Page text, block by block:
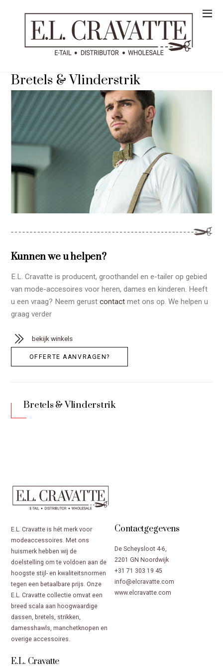
Bretels & Vlinderstrik
Kunnen we u helpen?
E.L. Cravatte is producent, groothandel en e-tailer op gebied
van mode-accesoires voor heren, dames en kinderen. Heeft
u een vraag? Neem gerustcontact met ons op. We helpen u
graag verder
bekijk winkels
OFFERTE AANVRAGEN?
Bretels & Vlinderstrik
E.L. Cravatte is hét merk voor
modeaccessoires. Met ons
huismerk hebben wij de
doelstelling om te voldoen aan de
hoogste stijl- en kwaliteitsnormen
tegen een betaalbare prijs. Onze
E.L. Cravatte collectie omvat een
breed scala aan hoogwaardige
dassen, bretels, strikken,
damesshawls, manchetknopen en
overige accessoires.
Contactgegevens
De Scheysloot 4-6,
2201 GN Noordwijk
+31 71 303 19 45
info@elcravatte.com
www.elcravatte.com
E.L. Cravatte